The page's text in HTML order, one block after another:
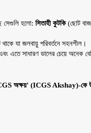
সেগুলি হলো: সিতাহী কুটকি (ছোট
থাকে যা জলবায়ু পরিবর্তনে সহনশীল।
এতে সাধারণ ডালের চেয়ে অনেক
অক্ষয়' (ICGS Akshay)-কে